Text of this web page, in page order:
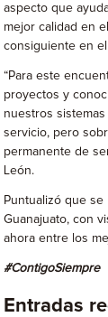
aspecto que
mejor calidad en
consiguiente en
“Para este
proyectos y
nuestros
servicio, pero
permanente de
León.
Puntualizó que
Guanajuato, con
ahora entre los
#ContigoSiempre
Entradas